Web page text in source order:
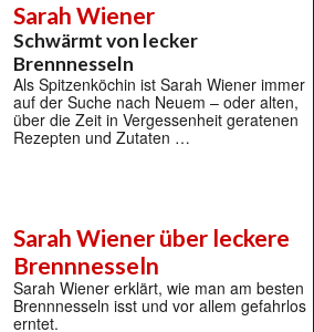
Sarah Wiener
Schwärmt von lecker
Brennnesseln
Als Spitzenköchin ist Sarah Wiener immer
auf der Suche nach Neuem – oder alten,
über die Zeit in Vergessenheit geratenen
Rezepten und Zutaten …
Sarah Wiener über leckere
Brennnesseln
Sarah Wiener erklärt, wie man am besten
Brennnesseln isst und vor allem gefahrlos
erntet.